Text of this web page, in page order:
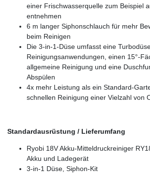
einer Frischwasserquelle zum Beispiel
entnehmen
6 m langer Siphonschlauch für mehr
beim Reinigen
Die 3-in-1-Düse umfasst eine
Reinigungsanwendungen, einen 15°-
allgemeine Reinigung und eine
Abspülen
4x mehr Leistung als ein Standard-
schnellen Reinigung einer Vielzahl von
Standardausrüstung / Lieferumfang
Ryobi 18V Akku-Mitteldruckreiniger
Akku und Ladegerät
3-in-1 Düse, Siphon-Kit